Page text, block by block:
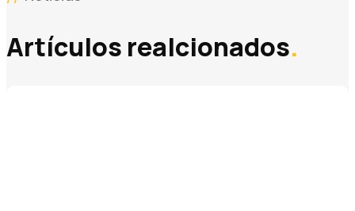
Artículos realcionados.